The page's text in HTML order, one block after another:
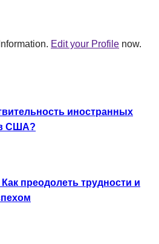
Edit your Profile now.
иностранных
США?
преодолеть трудности и